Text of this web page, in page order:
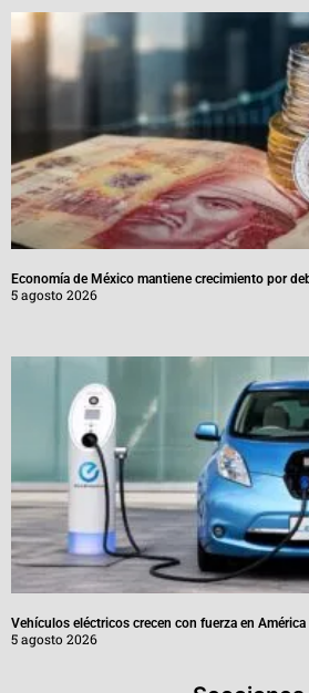
Economía de México mantiene crecimiento por
5 agosto 2026
Vehículos eléctricos crecen con fuerza en América
5 agosto 2026